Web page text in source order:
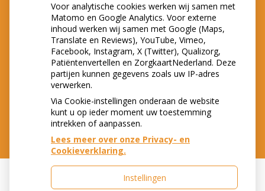
Voor analytische cookies werken wij samen met
Matomo en Google Analytics. Voor externe
inhoud werken wij samen met Google (Maps,
Translate en Reviews), YouTube, Vimeo,
Facebook, Instagram, X (Twitter), Qualizorg,
Patiëntenvertellen en ZorgkaartNederland. Deze
partijen kunnen gegevens zoals uw IP-adres
verwerken.
Via Cookie-instellingen onderaan de website
kunt u op ieder moment uw toestemming
intrekken of aanpassen.
Lees meer over onze Privacy- en
Cookieverklaring.
Instellingen